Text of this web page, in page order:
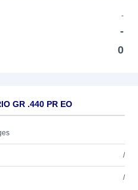
-
-
0
GR .440 PR EO
/
/